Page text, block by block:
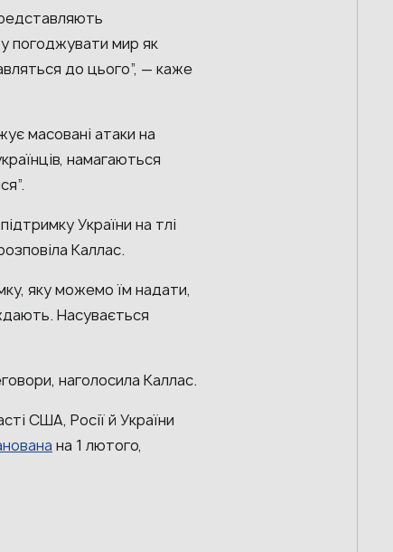
погоджувати мир як
до цього”, — каже
масовані атаки на
намагаються
України на тлі
Каллас.
яку можемо їм надати,
Насувається
наголосила Каллас.
США, Росії й України
на 1 лютого,